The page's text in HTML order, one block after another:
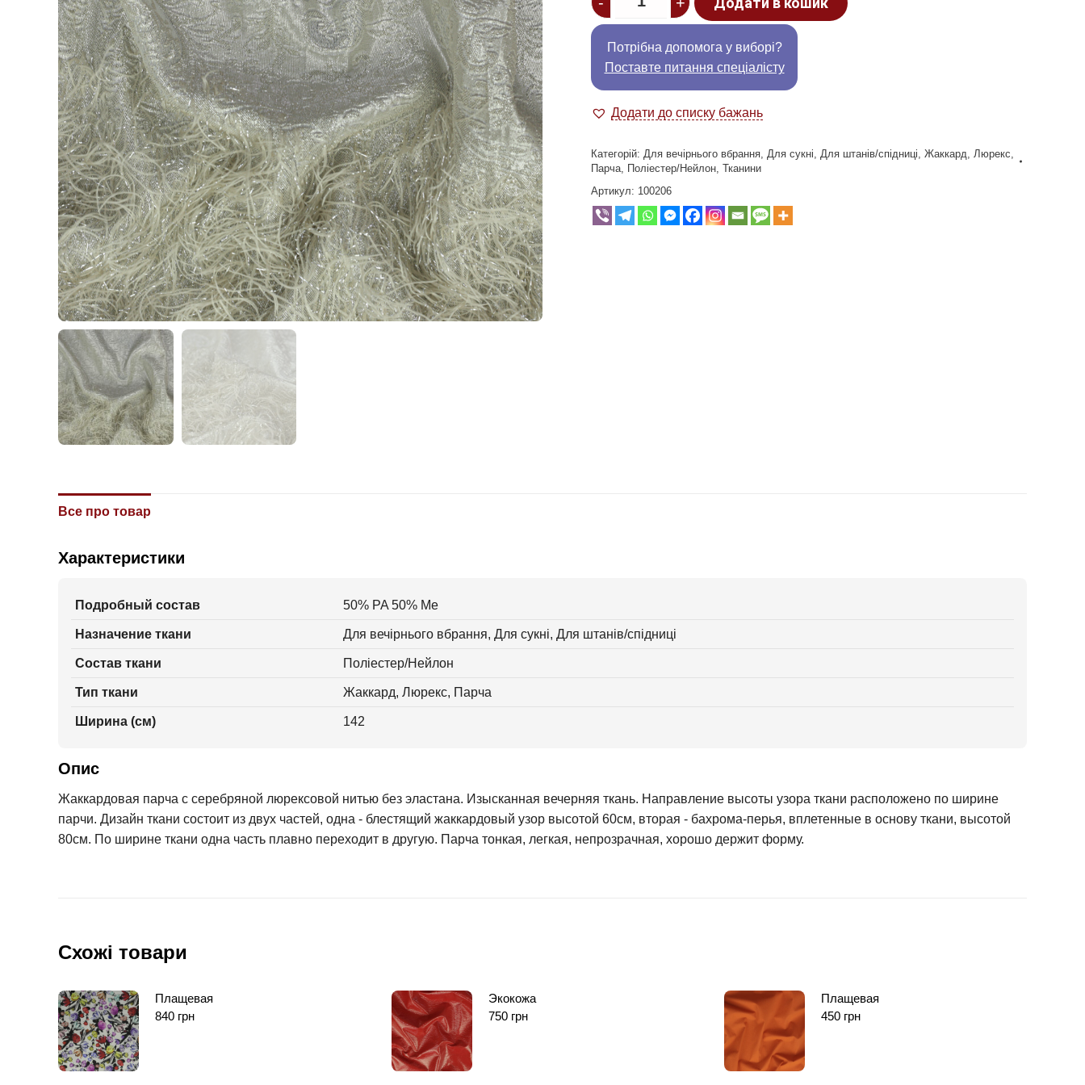
Потрібна допомога у виборі?
Поставте питання спеціалісту
Додати до списку бажань
Категорій: Для вечірнього вбрання, Для сукні, Для штанів/спідниці, Жаккард, Люрекс,
Парча, Поліестер/Нейлон, Тканини
Артикул: 100206
Все про товар
Характеристики
Подробный состав 50% PA 50% Me
Назначение ткани Для вечірнього вбрання, Для сукні, Для штанів/спідниці
Состав ткани Поліестер/Нейлон
Тип ткани Жаккард, Люрекс, Парча
Ширина (см) 142
Опис
Жаккардовая парча с серебряной люрексовой нитью без эластана. Изысканная вечерняя ткань. Направление высоты узора ткани расположено по ширине
парчи. Дизайн ткани состоит из двух частей, одна - блестящий жаккардовый узор высотой 60см, вторая - бахрома-перья, вплетенные в основу ткани, высотой
80см. По ширине ткани одна часть плавно переходит в другую. Парча тонкая, легкая, непрозрачная, хорошо держит форму.
Схожі товари
Плащевая
840 грн
Экокожа
750 грн
Плащевая
450 грн